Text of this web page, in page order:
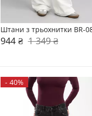
Штани з трьохнитки BR-
944 ₴ 1 349 ₴
- 40%